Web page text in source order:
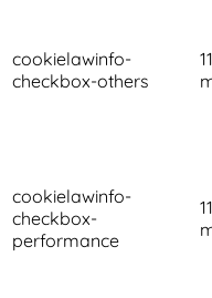
cookielawinfo-
checkbox-others
11
cookielawinfo-
checkbox-
performance
11